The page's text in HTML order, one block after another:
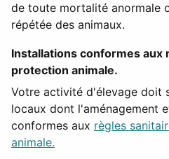
de toute mortalité anormale
répétée des animaux.
Installations conformes aux
protection animale.
Votre activité d'élevage doit
locaux dont l'aménagement
conformes aux règles
animale.